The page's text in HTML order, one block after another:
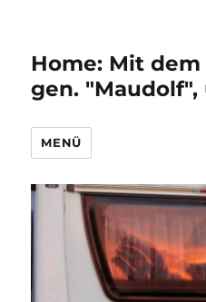
Home: Mit
gen.
MENÜ